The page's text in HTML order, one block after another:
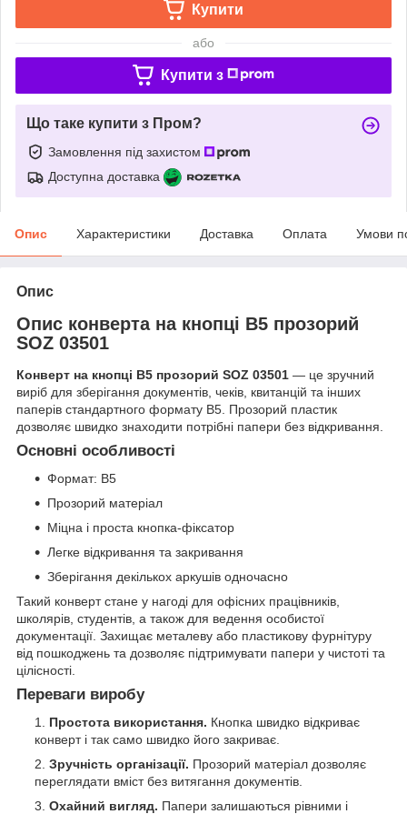
Купити
або
Купити з
Що таке купити з Пром?
Замовлення під захистом
Доступна доставка
Опис Характеристики Доставка Оплата Умови
Опис
Опис конверта на кнопці В5 прозорий
SOZ 03501
Конверт на кнопці В5 прозорий SOZ 03501 — це зручний
виріб для зберігання документів, чеків, квитанцій та інших
паперів стандартного формату B5. Прозорий пластик
дозволяє швидко знаходити потрібні папери без відкривання.
Основні особливості
Формат: B5
Прозорий матеріал
Міцна і проста кнопка-фіксатор
Легке відкривання та закривання
Зберігання декількох аркушів одночасно
Такий конверт стане у нагоді для офісних працівників,
школярів, студентів, а також для ведення особистої
документації. Захищає металеву або пластикову фурнітуру
від пошкоджень та дозволяє підтримувати папери у чистоті та
цілісності.
Переваги виробу
Простота використання. Кнопка швидко відкриває
конверт і так само швидко його закриває.
Зручність організації. Прозорий матеріал дозволяє
переглядати вміст без витягання документів.
Охайний вигляд. Папери залишаються рівними і